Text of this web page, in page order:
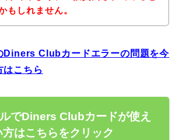
もしれません。
Diners Clubカードエラーの問題を今
はこちら
でDiners Clubカードが使え
方はこちらをクリック